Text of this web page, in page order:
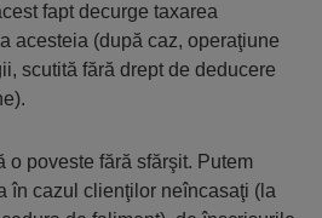
fapt decurge taxarea
acesteia (după caz, operaţiune
scutită fără drept de deducere
o poveste fără sfărşit. Putem
în cazul clienţilor neîncasaţi (la